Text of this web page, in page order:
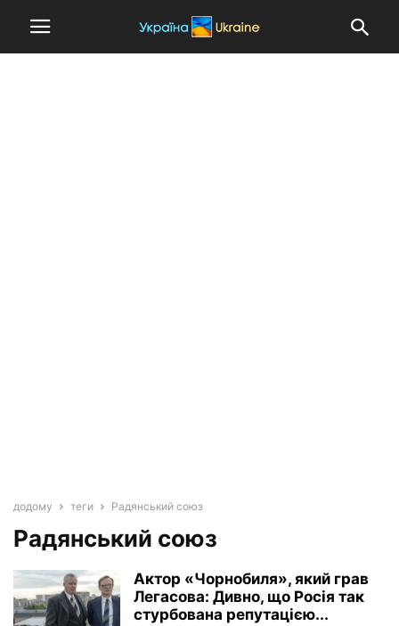
додому теги Радянський союз
Радянський союз
Актор «Чорнобиля», який грав
Легасова: Дивно, що Росія так
стурбована репутацією...